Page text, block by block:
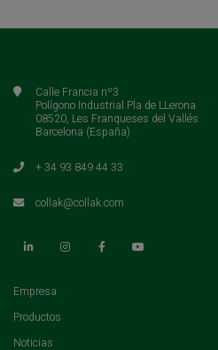
Calle Francia nº3
Polígono Industrial Pla de LLerona
08520, Les Franqueses del Vallés
Barcelona (España)
+ 34 93 849 44 33
collak@collak.com
Empresa
Productos
Noticias